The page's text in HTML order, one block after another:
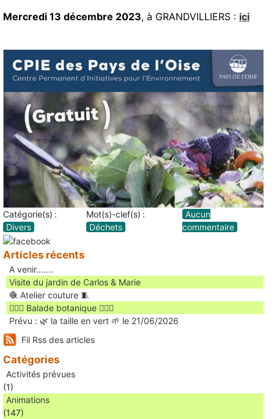
Mercredi 13 décembre 2023, à GRANDVILLIERS : ici
Catégorie(s) :
Divers
Mot(s)-clef(s) :
Déchets
Aucun
commentaire
Articles récents
A venir.......
Visite du jardin de Carlos & Marie
🧶 Atelier couture 🧵
🚶🏻‍♀️ Balade botanique 🚶🏻‍♂️
Prévu : 🌿 la taille en vert 🌱 le 21/06/2026
Fil Rss des articles
Catégories
Activités prévues
(1)
Animations
(147)